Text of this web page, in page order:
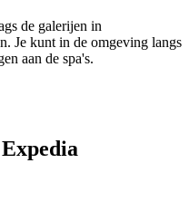
de galerijen in
Je kunt in de omgeving langs
aan de spa's.